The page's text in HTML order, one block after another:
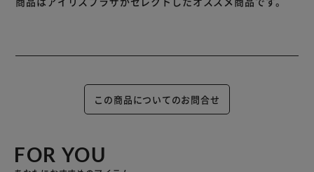
【肉巻きサメ軟骨】
この商品についてのお問合せ
FOR YOU